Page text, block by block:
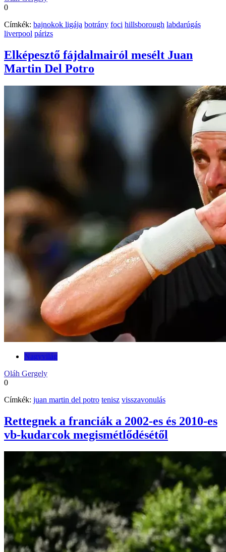
0
Címkék: bajnokok ligája botrány foci hillsborough labdarúgás
liverpool párizs
Elképesztő fájdalmairól mesélt Juan
Martin Del Potro
Nagyvilág
Oláh Gergely
0
Címkék: juan martin del potro tenisz visszavonulás
Rettegnek a franciák a 2002-es és 2010-es
vb-kudarcok megismétlődésétől